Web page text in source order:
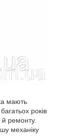
мають
років
ремонту.
механіку